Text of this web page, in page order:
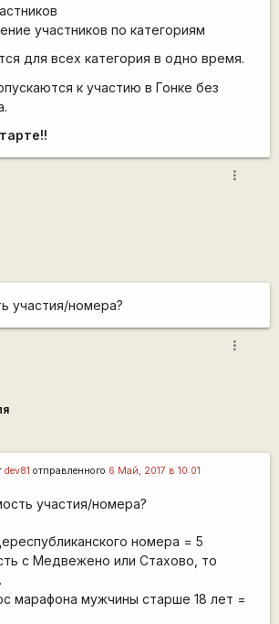
участников по категориям
для всех категория в одно время.
к участию в Гонке без
more_vert
участия/номера?
more_vert
dev81 отправленного 6 Май, 2017 в 10:01
участия/номера?
номера = 5
с Медвежено или Стахово, то
марафона мужчины старше 18 лет =